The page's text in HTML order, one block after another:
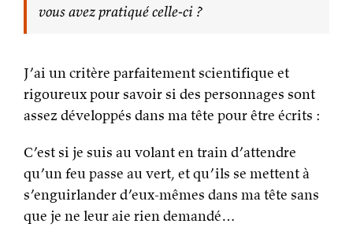
vous avez pratiqué celle-ci ?
J’ai un critère parfaitement scientifique et
rigoureux pour savoir si des personnages sont
assez développés dans ma tête pour être écrits :
C’est si je suis au volant en train d’attendre
qu’un feu passe au vert, et qu’ils se mettent à
s’enguirlander d’eux-mêmes dans ma tête sans
que je ne leur aie rien demandé…